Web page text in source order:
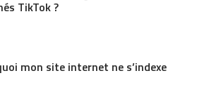
TikTok ?
mon site internet ne s’indexe